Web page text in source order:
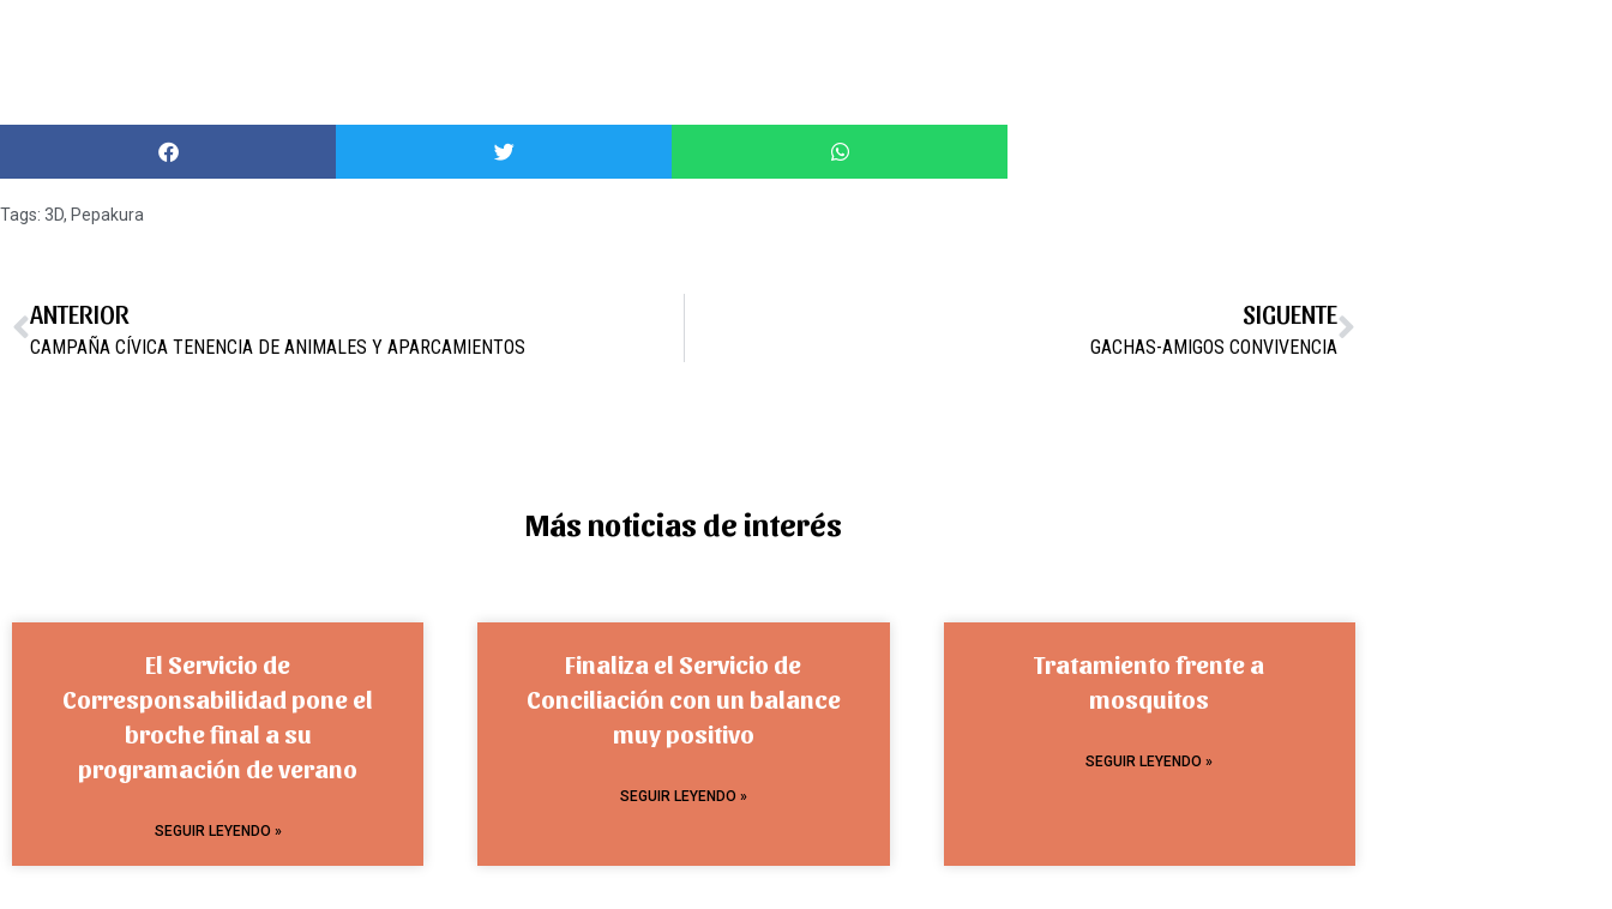
Tags: 3D, Pepakura
ANTERIOR
CAMPAÑA CÍVICA TENENCIA DE ANIMALES Y APARCAMIENTOS
SIGUENTE
GACHAS-AMIGOS CONVIVENCIA
Más noticias de interés
El Servicio de
Corresponsabilidad pone el
broche final a su
programación de verano
SEGUIR LEYENDO »
Finaliza el Servicio de
Conciliación con un balance
muy positivo
SEGUIR LEYENDO »
Tratamiento frente a
mosquitos
SEGUIR LEYENDO »